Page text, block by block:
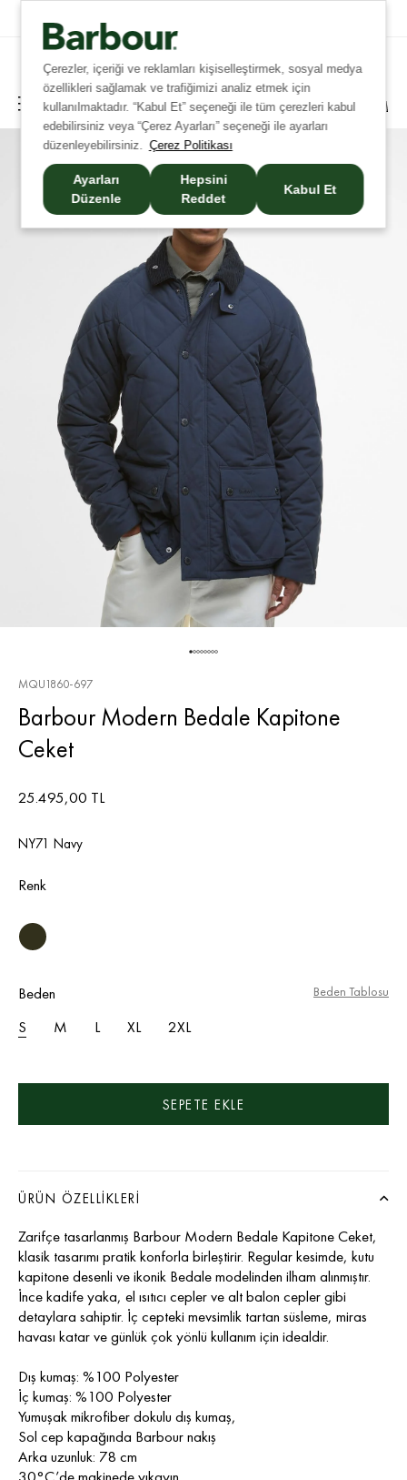
Çerezler, içeriği ve reklamları kişiselleştirmek, sosyal medya
özellikleri sağlamak ve trafiğimizi analiz etmek için
kullanılmaktadır. “Kabul Et” seçeneği ile tüm çerezleri kabul
edebilirsiniz veya “Çerez Ayarları” seçeneği ile ayarları
düzenleyebilirsiniz. Çerez Politikası
Ayarları
Düzenle
Hepsini
Reddet
Kabul Et
MQU1860-697
Barbour Modern Bedale Kapitone
Ceket
25.495,00 TL
NY71 Navy
Renk
Beden
S
M L XL 2XL
Beden Tablosu
ÜRÜN ÖZELLIKLERI
Zarifçe tasarlanmış Barbour Modern Bedale Kapitone Ceket,
klasik tasarımı pratik konforla birleştirir. Regular kesimde, kutu
kapitone desenli ve ikonik Bedale modelinden ilham alınmıştır.
İnce kadife yaka, el ısıtıcı cepler ve alt balon cepler gibi
detaylara sahiptir. İç cepteki mevsimlik tartan süsleme, miras
havası katar ve günlük çok yönlü kullanım için idealdir.
Dış kumaş: %100 Polyester
İç kumaş: %100 Polyester
Yumuşak mikrofiber dokulu dış kumaş,
Sol cep kapağında Barbour nakış
Arka uzunluk: 78 cm